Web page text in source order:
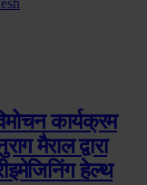
कार्यक्रम
मैराल द्वारा
हेल्थ